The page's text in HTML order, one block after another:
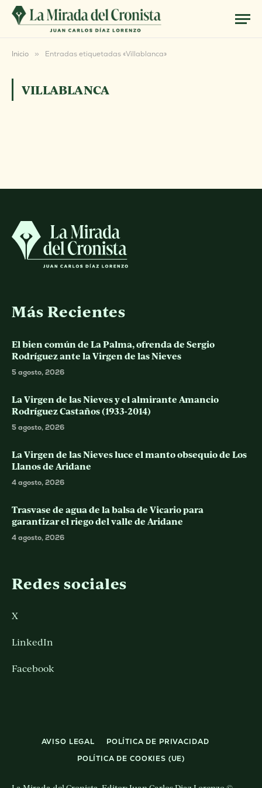
Inicio » Entradas etiquetadas «Villablanca»
VILLABLANCA
Más Recientes
El bien común de La Palma, ofrenda de Sergio
Rodríguez ante la Virgen de las Nieves
5 agosto, 2026
La Virgen de las Nieves y el almirante Amancio
Rodríguez Castaños (1933-2014)
5 agosto, 2026
La Virgen de las Nieves luce el manto obsequio de Los
Llanos de Aridane
4 agosto, 2026
Trasvase de agua de la balsa de Vicario para
garantizar el riego del valle de Aridane
4 agosto, 2026
Redes sociales
X
LinkedIn
Facebook
AVISO LEGAL
POLÍTICA DE PRIVACIDAD
POLÍTICA DE COOKIES (UE)